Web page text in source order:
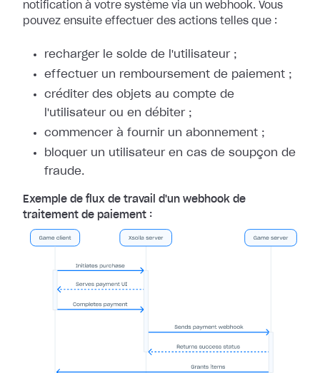
notification à votre système via un webhook. Vous
pouvez ensuite effectuer des actions telles que :
recharger le solde de l'utilisateur ;
effectuer un remboursement de paiement ;
créditer des objets au compte de
l'utilisateur ou en débiter ;
commencer à fournir un abonnement ;
bloquer un utilisateur en cas de soupçon de
fraude.
Exemple de flux de travail d'un webhook de
traitement de paiement :